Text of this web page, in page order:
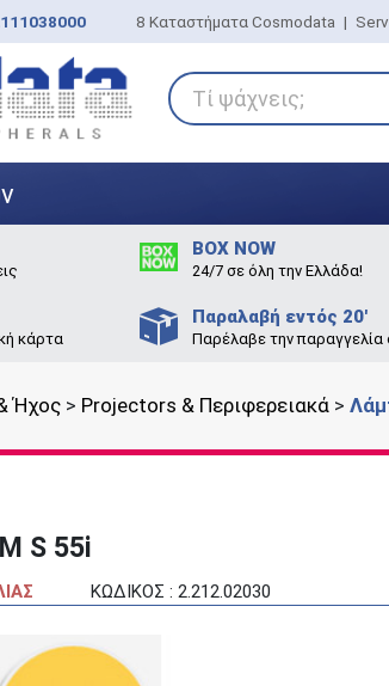
8 Καταστήματα Cosmodata |
Τί ψάχνεις;
BOX NOW
24/7 σε όλη την Ελλάδα!
κάρτα
Παραλαβή εντός 20'
Παρέλαβε την παραγγελία
Ήχος > Projectors & Περιφερειακά >
S 55i
ΚΩΔΙΚΟΣ : 2.212.02030